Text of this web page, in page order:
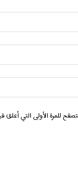
للمرة الأولى التي أعلق